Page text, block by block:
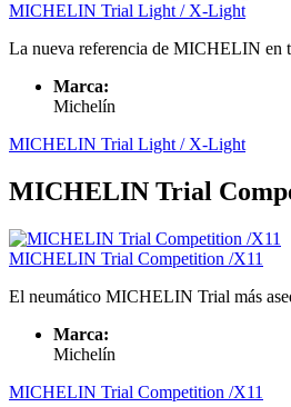
MICHELIN Trial Light / X-Light
La nueva referencia de MICHELIN en
Marca:
Michelín
MICHELIN Trial Light / X-Light
MICHELIN Trial
MICHELIN Trial Competition /X11
El neumático MICHELIN Trial más
Marca:
Michelín
MICHELIN Trial Competition /X11